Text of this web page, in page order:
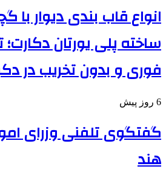
انواع قاب بندی دیوار با
ساخته پلی یورتان
فوری و بدون تخریب در
6 روز پیش
گفتگوی تلفنی وزرای
هند